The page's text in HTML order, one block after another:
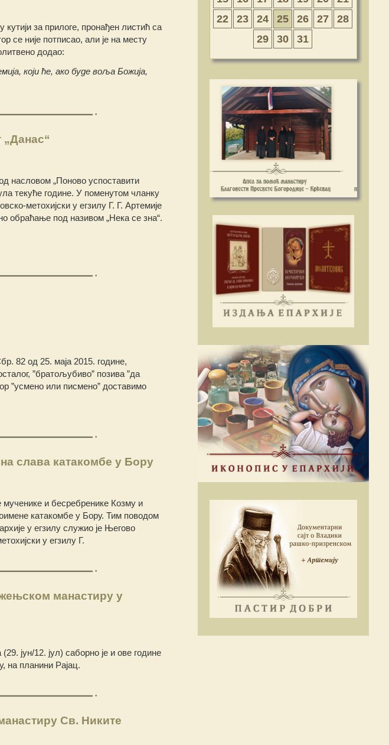
за прилоге, пронађен листић са
се није потписао, али је на месту
додао:
који ће, ако буде воља Божија,
„Данас“
насловом „Поново успоставити
текуће године. У поменутом чланку
метохијски у егзилу Г. Г. Артемије
обраћање под називом „Нека се зна“.
82 од 25. маја 2015. године,
”братољубиво” позива ”да
”усмено или писмено” доставимо
слава катакомбе у Бору
и бесребренике Козму и
катакомбе у Бору. Тим поводом
у егзилу служио је Његово
у егзилу Г.
манастиру у
јун/12. јул) саборно је и ове године
на планини Рајац.
Св. Никите
22
23 24 25 26 27
28
29
30 31